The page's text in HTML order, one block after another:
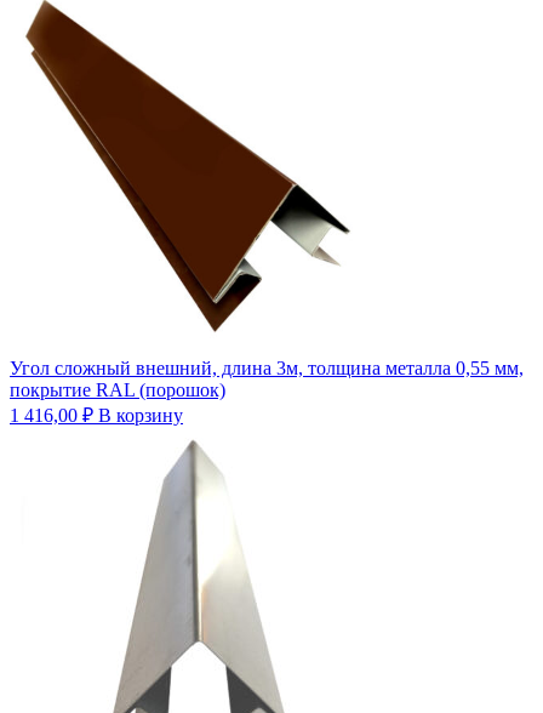
Угол сложный внешний, длина 3м, толщина металла 0,55 мм,
покрытие RAL (порошок)
1 416,00 ₽ В корзину